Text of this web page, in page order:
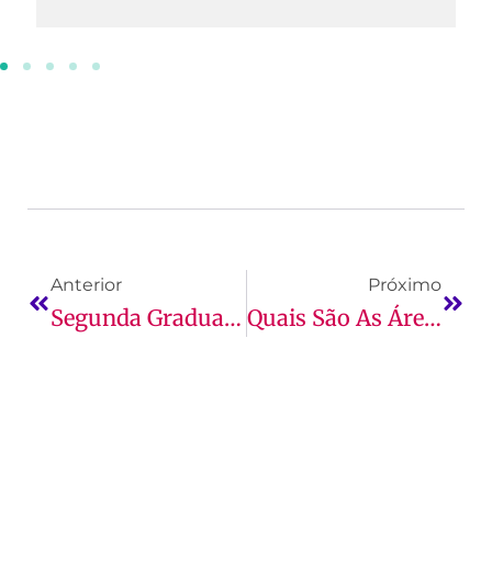
Anterior
Segunda Graduação: Conheça Os Benefícios E Como Aproveitar Disciplinas
Próximo
Quais São As Áreas De Atuação Do Farmacêutico? Conheça!